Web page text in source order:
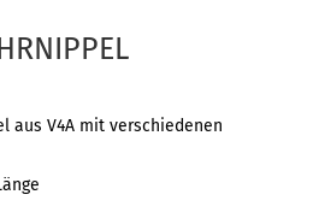
aus V4A mit verschiedenen